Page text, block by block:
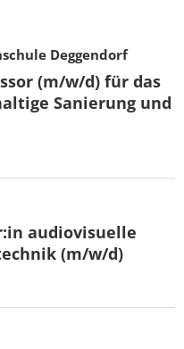
Deggendorf
(m/w/d) für das
Sanierung und
audiovisuelle
(m/w/d)